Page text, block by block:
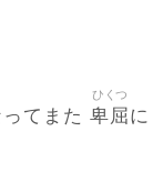
てまた 卑屈
ひくつ
に